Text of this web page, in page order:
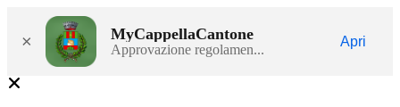
× MyCappellaCantone
Approvazione regolamen...
Apri